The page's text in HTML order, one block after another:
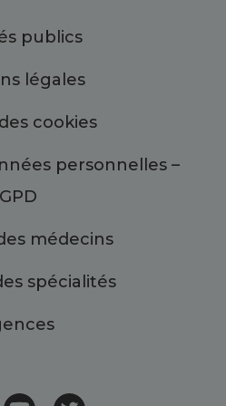
publics
légales
cookies
personnelles –
médecins
spécialités